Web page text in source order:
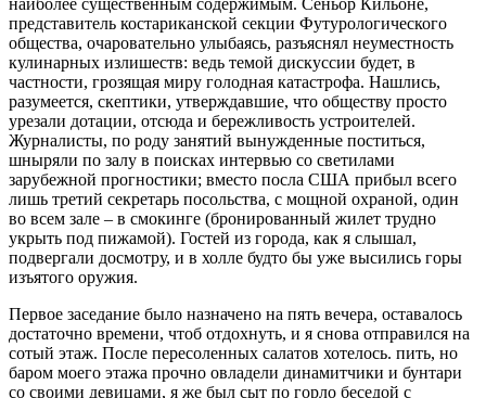
представитель костариканской секции Футурологического
общества, очаровательно улыбаясь, разъяснял неуместность
кулинарных излишеств: ведь темой дискуссии будет, в
частности, грозящая миру голодная катастрофа. Нашлись,
разумеется, скептики, утверждавшие, что обществу просто
урезали дотации, отсюда и бережливость устроителей.
Журналисты, по роду занятий вынужденные поститься,
шныряли по залу в поисках интервью со светилами
зарубежной прогностики; вместо посла США прибыл всего
лишь третий секретарь посольства, с мощной охраной, один
во всем зале – в смокинге (бронированный жилет трудно
укрыть под пижамой). Гостей из города, как я слышал,
подвергали досмотру, и в холле будто бы уже высились горы
изъятого оружия.
Первое заседание было назначено на пять вечера, оставалось
достаточно времени, чтоб отдохнуть, и я снова отправился на
сотый этаж. После пересоленных салатов хотелось. пить, но
баром моего этажа прочно овладели динамитчики и бунтари
со своими девицами, я же был сыт по горло беседой с